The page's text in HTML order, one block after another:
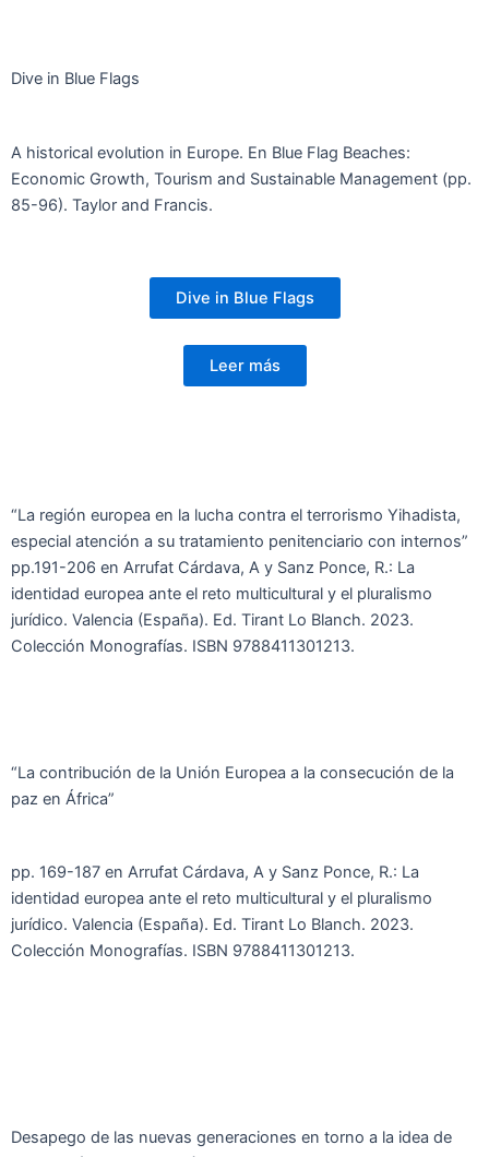
Dive in Blue Flags
A historical evolution in Europe. En Blue Flag Beaches:
Economic Growth, Tourism and Sustainable Management (pp.
85-96). Taylor and Francis.
Dive in Blue Flags
Leer más
“La región europea en la lucha contra el terrorismo Yihadista,
especial atención a su tratamiento penitenciario con internos”
pp.191-206 en Arrufat Cárdava, A y Sanz Ponce, R.: La
identidad europea ante el reto multicultural y el pluralismo
jurídico. Valencia (España). Ed. Tirant Lo Blanch. 2023.
Colección Monografías. ISBN 9788411301213.
“La contribución de la Unión Europea a la consecución de la
paz en África”
pp. 169-187 en Arrufat Cárdava, A y Sanz Ponce, R.: La
identidad europea ante el reto multicultural y el pluralismo
jurídico. Valencia (España). Ed. Tirant Lo Blanch. 2023.
Colección Monografías. ISBN 9788411301213.
Desapego de las nuevas generaciones en torno a la idea de